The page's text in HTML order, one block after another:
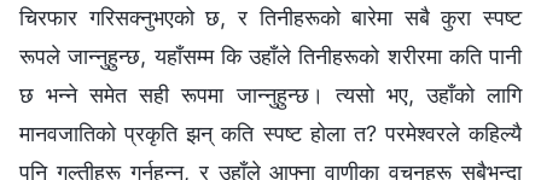
चिरफार गरिसक्‍नुभएको छ, र तिनीहरूको बारेमा सबै कुरा स्पष्ट
रूपले जान्‍नुहुन्छ, यहाँसम्‍म कि उहाँले तिनीहरूको शरीरमा कति पानी
छ भन्‍ने समेत सही रूपमा जान्‍नुहुन्छ। त्यसो भए, उहाँको लागि
मानवजातिको प्रकृति झन् कति स्पष्ट होला त? परमेश्‍वरले कहिल्यै
पनि गल्तीहरू गर्नुहुन्‍न, र उहाँले आफ्‍ना वाणीका वचनहरू सबैभन्दा